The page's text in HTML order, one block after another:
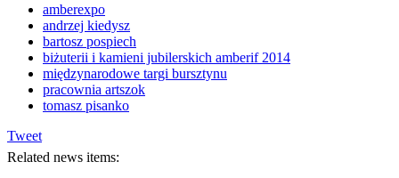
amberexpo
andrzej kiedysz
bartosz pospiech
biżuterii i kamieni jubilerskich amberif 2014
międzynarodowe targi bursztynu
pracownia artszok
tomasz pisanko
Tweet
Related news items: